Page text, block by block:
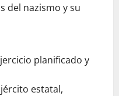
del nazismo y su
planificado y
estatal,